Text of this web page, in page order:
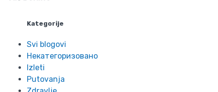
Kategorije
Svi blogovi
Некатегоризовано
Izleti
Putovanja